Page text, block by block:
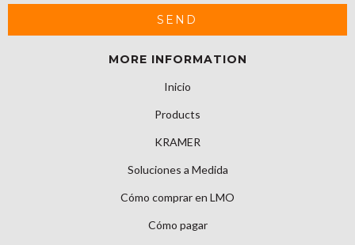
MORE INFORMATION
Inicio
Products
KRAMER
Soluciones a Medida
Cómo comprar en LMO
Cómo pagar